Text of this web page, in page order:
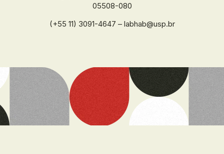
05508-080
(+55 11) 3091-4647 – labhab@usp.br